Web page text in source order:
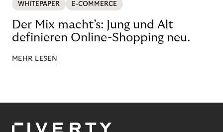
WHITEPAPER E-COMMERCE
Der Mix macht’s: Jung und Alt
definieren Online-Shopping neu.
MEHR LESEN